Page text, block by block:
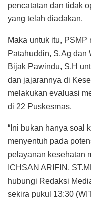
pencatatan dan tidak
yang telah diadakan.
Maka untuk itu, PSMP
Patahuddin, S,Ag dan
Bijak Pawindu, S.H
dan jajarannya di
melakukan evaluasi
di 22 Puskesmas.
“Ini bukan hanya soal
menyentuh pada
pelayanan kesehatan
ICHSAN ARIFIN,
hubungi Redaksi
sekira pukul 13:30